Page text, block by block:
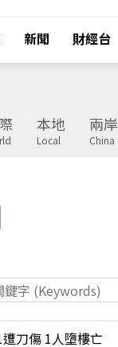
新聞 財經台
本地
Local
兩岸
China
刀傷 1人墮樓亡